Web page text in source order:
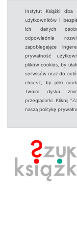
Instytut Książki dba
użytkowników i
ich danych
odpowiednie
zapobiegające
prywatność
plików cookies, by
serwisów oraz do
chcesz, by pliki
Twoim dysku
przeglądarki. Kliknij
naszą politykę